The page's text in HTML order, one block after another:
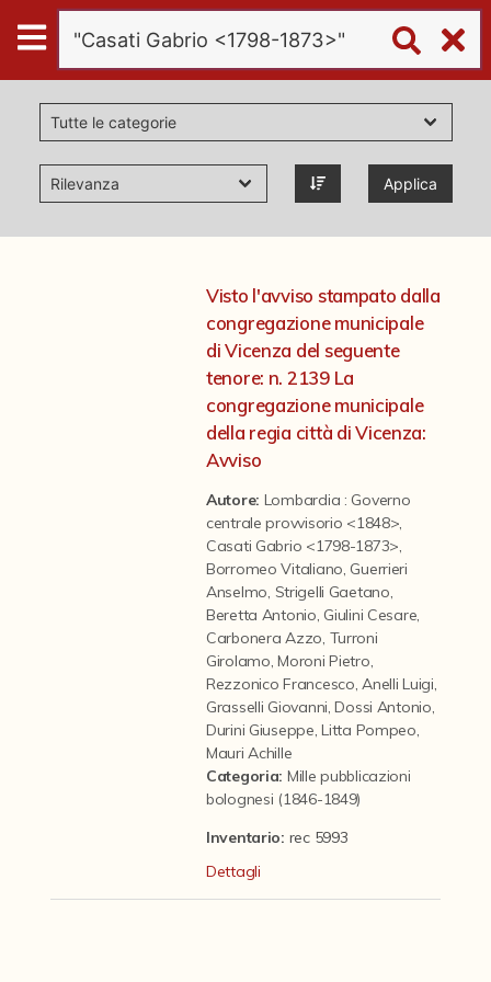
Digital
Humanities
Donazioni
Pubblicazioni
Il progetto Digital Humanities
Applica
Visto l'avviso stampato dalla
congregazione municipale
di Vicenza del seguente
tenore: n. 2139 La
congregazione municipale
della regia città di Vicenza:
Avviso
Autore: Lombardia : Governo
centrale provvisorio <1848>
Casati Gabrio <1798-1873>
Borromeo Vitaliano Guerrieri
Anselmo Strigelli Gaetano
Beretta Antonio Giulini Cesare
Carbonera Azzo Turroni
Girolamo ,Moroni Pietro
Rezzonico Francesco Anelli Luigi
Grasselli Giovanni ,Dossi Antonio
Durini Giuseppe ,Litta Pompeo
Mauri Achille
Categoria: Mille pubblicazioni
bolognesi (1846-1849)
Inventario: rec 5993
Dettagli